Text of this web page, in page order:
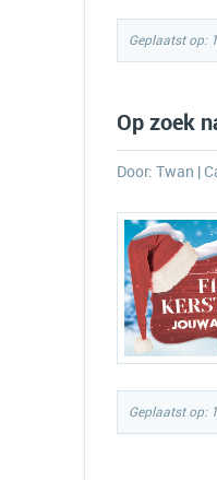
Geplaatst op:
Op zoek
Door: Twan |
Geplaatst op: